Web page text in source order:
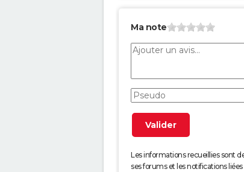
Ma note
Les informations recueillies sont
ses forums et les notifications